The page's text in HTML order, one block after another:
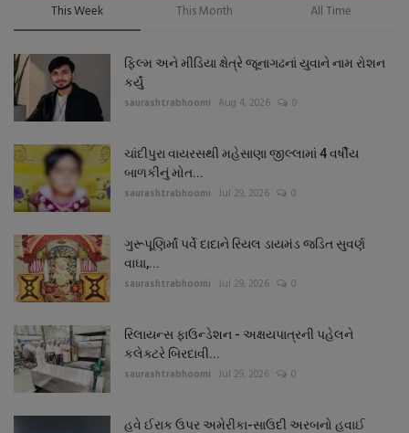
This Week This Month All Time
ફિલ્મ અને મીડિયા ક્ષેત્રે જૂનાગઢનાં યુવાને નામ રોશન
કર્યું
saurashtrabhoomi Aug 4, 2026 0
ચાંદીપુરા વાયરસથી મહેસાણા જીલ્લામાં 4 વર્ષીય
બાળકીનું મોત...
saurashtrabhoomi Jul 29, 2026 0
ગુરૂપૂણિર્માં પર્વે દાદાને રિયલ ડાયમંડ જડિત સુવર્ણ
વાઘા,...
saurashtrabhoomi Jul 29, 2026 0
રિલાયન્સ ફાઉન્ડેશન - અક્ષયપાત્રની પહેલને
કલેક્ટરે બિરદાવી...
saurashtrabhoomi Jul 29, 2026 0
હવે ઈરાક ઉપર અમેરીકા-સાઉદી અરબનો હવાઈ